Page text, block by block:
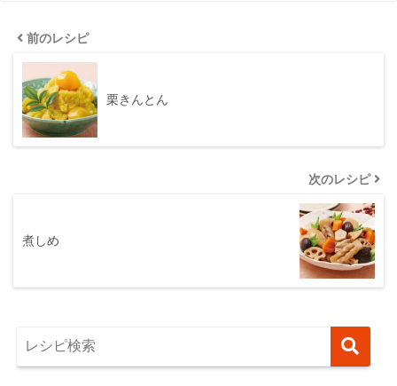
前のレシピ
栗きんとん
次のレシピ
煮しめ